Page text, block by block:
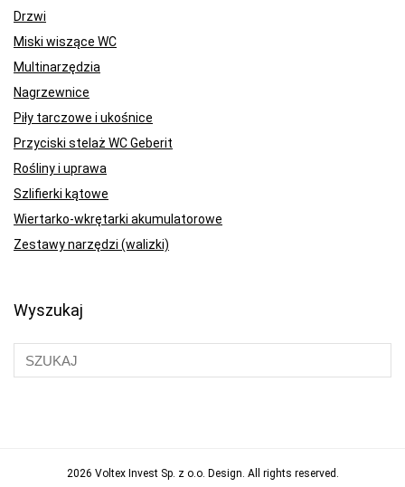
Drzwi
Miski wiszące WC
Multinarzędzia
Nagrzewnice
Piły tarczowe i ukośnice
Przyciski stelaż WC Geberit
Rośliny i uprawa
Szlifierki kątowe
Wiertarko-wkrętarki akumulatorowe
Zestawy narzędzi (walizki)
Wyszukaj
2026 Voltex Invest Sp. z o.o. Design. All rights reserved.